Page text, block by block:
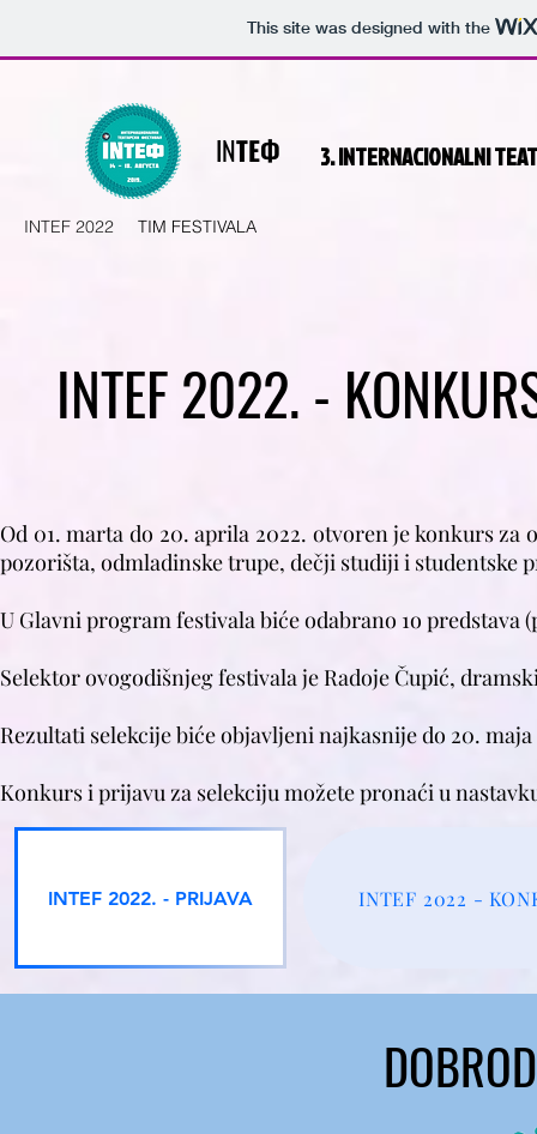
This site was designed with the
INТЕФ 3. INTERNACIONALNI
INTEF 2022 TIM FESTIVALA
INTEF 2022. -
Od 01. marta do 20. aprila 2022. otvoren je konkurs
pozorišta, odmladinske trupe, dečji studiji i
U Glavni program festivala biće odabrano 1o predstava
Selektor ovogodišnjeg festivala je Radoje Čupić,
Rezultati selekcije biće objavljeni najkasnije do 20. maja
Konkurs i prijavu za selekciju možete pronaći u
INTEF 2022. - PRIJAVA INTEF 2022 -